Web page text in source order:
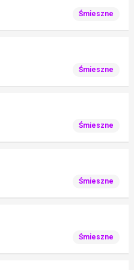
Śmieszne
Śmieszne
Śmieszne
Śmieszne
Śmieszne